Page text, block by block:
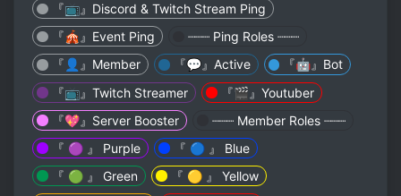
『📺』Discord & Twitch Stream Ping
『🎪』Event Ping
┈┈┈ Ping Roles ┈┈┈
『👤』Member
『💬』Active
『🤖』Bot
『📺』Twitch Streamer
『🎬』Youtuber
『💖』Server Booster
┈┈┈ Member Roles ┈┈┈
『 🟣 』 Purple
『 🔵 』 Blue
『 🟢 』 Green
『 🟡 』 Yellow